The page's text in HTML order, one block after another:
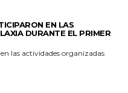
EN LAS
DURANTE EL PRIMER
las actividades organizadas